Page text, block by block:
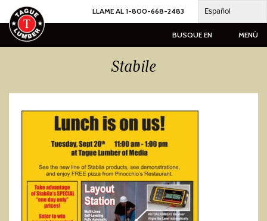
al
contenido
LLAME AL 1-800-668-2483 Español
BUSQUE EN MENÚ
Stabile